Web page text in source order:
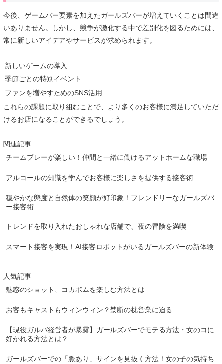
今後、ゲームバー要素を加えたガールズバーが増えていくことは間違
いありません。しかし、競争が激化する中で差別化を図るためには、
常に新しいアイデアやサービスが求められます。
新しいゲームの導入
季節ごとの特別イベント
ファンを増やすためのSNS活用
これらの課題に取り組むことで、より多くのお客様に満足していただ
けるお店になることができるでしょう。
関連記事
チームプレーが楽しい！仲間と一緒に働けるアットホームな職場
アルコールの知識を学んでお客様に楽しさを提供する接客術
穏やかな態度と自然体の笑顔が好印象！フレンドリーなガールズバ
ー接客術
トレンドを取り入れたおしゃれな店舗で、夜の冒険を満喫
スマート接客を実現！AI接客ロボットがいるガールズバーの新体験
人気記事
魅惑のショット、コカボムを楽しむ方法とは
お客もキャストもウィンウィン？禁断の枕営業に迫る
【現役ガルバ経営者が暴露】ガールズバーでモテる方法・女のコに
好かれる方法とは？
ガールズバーでの「脈あり」サインを見抜く方法！女の子の気持ち